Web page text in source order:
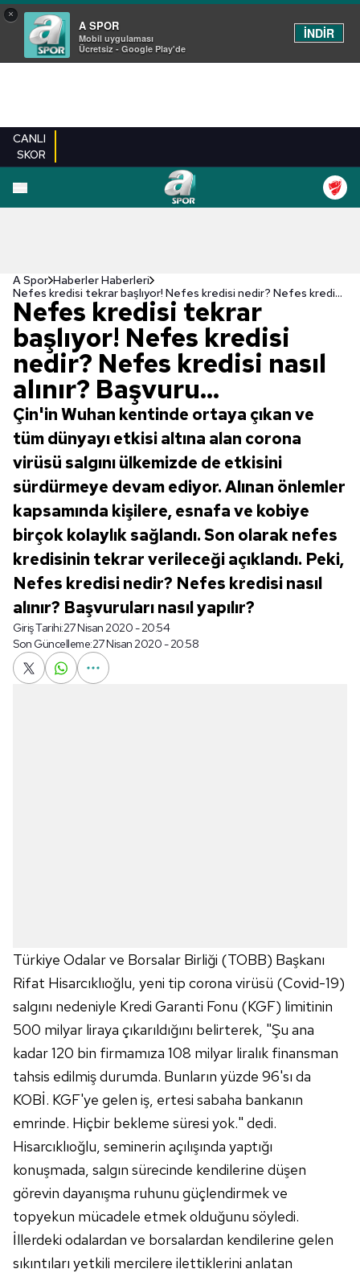
×
A SPOR
Mobil uygulaması
Ücretsiz - Google Play'de
İNDİR
CANLI
SKOR
A Spor Haberler Haberleri
Nefes kredisi tekrar başlıyor! Nefes kredisi nedir? Nefes kredisi nasıl alınır? Başvuru...
Nefes kredisi tekrar
başlıyor! Nefes kredisi
nedir? Nefes kredisi nasıl
alınır? Başvuru...
Çin'in Wuhan kentinde ortaya çıkan ve
tüm dünyayı etkisi altına alan corona
virüsü salgını ülkemizde de etkisini
sürdürmeye devam ediyor. Alınan önlemler
kapsamında kişilere, esnafa ve kobiye
birçok kolaylık sağlandı. Son olarak nefes
kredisinin tekrar verileceği açıklandı. Peki,
Nefes kredisi nedir? Nefes kredisi nasıl
alınır? Başvuruları nasıl yapılır?
Giriş Tarihi:27 Nisan 2020 - 20:54
Son Güncelleme:27 Nisan 2020 - 20:58
Türkiye Odalar ve Borsalar Birliği (TOBB) Başkanı
Rifat Hisarcıklıoğlu, yeni tip corona virüsü (Covid-19)
salgını nedeniyle Kredi Garanti Fonu (KGF) limitinin
500 milyar liraya çıkarıldığını belirterek, "Şu ana
kadar 120 bin firmamıza 108 milyar liralık finansman
tahsis edilmiş durumda. Bunların yüzde 96'sı da
KOBİ. KGF'ye gelen iş, ertesi sabaha bankanın
emrinde. Hiçbir bekleme süresi yok." dedi.
Hisarcıklıoğlu, seminerin açılışında yaptığı
konuşmada, salgın sürecinde kendilerine düşen
görevin dayanışma ruhunu güçlendirmek ve
topyekun mücadele etmek olduğunu söyledi.
İllerdeki odalardan ve borsalardan kendilerine gelen
sıkıntıları yetkili mercilere ilettiklerini anlatan